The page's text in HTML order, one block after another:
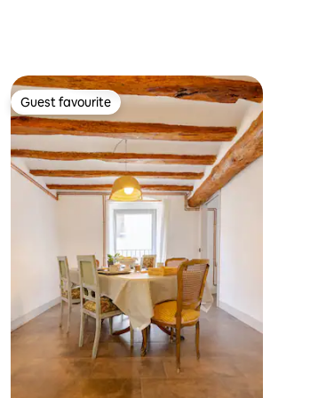
average rating, 37 reviews
Guest favourite
Guest favourite